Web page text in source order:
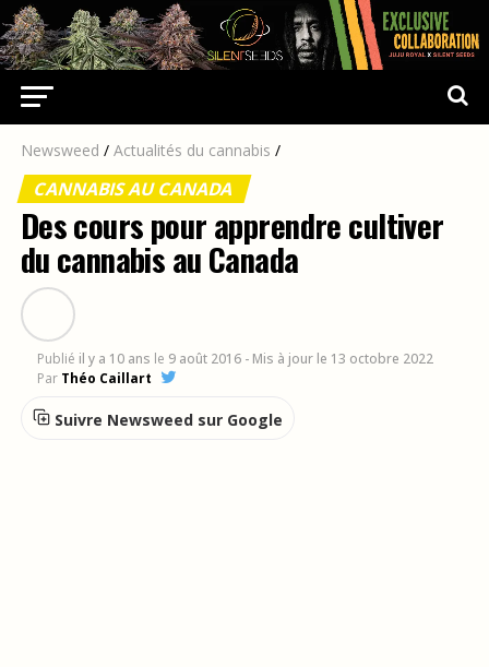
Newsweed / Actualités du cannabis /
CANNABIS AU CANADA
Des cours pour apprendre cultiver
du cannabis au Canada
Publié il y a 10 ans le 9 août 2016 - Mis à jour le 13 octobre 2022
Par Théo Caillart
Suivre Newsweed sur Google